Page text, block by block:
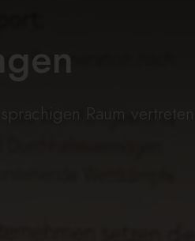
Raum vertreten.